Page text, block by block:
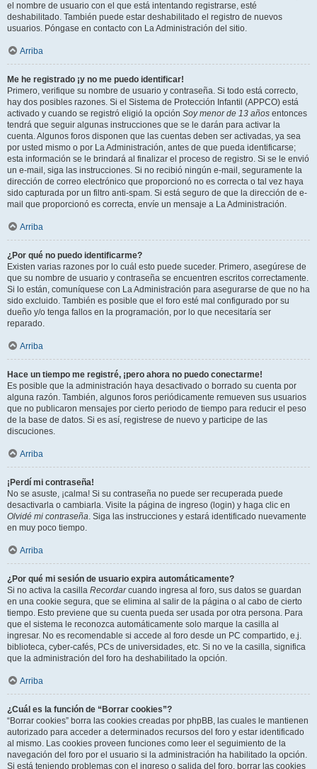
el nombre de usuario con el que está intentando registrarse, esté
deshabilitado. También puede estar deshabilitado el registro de nuevos
usuarios. Póngase en contacto con La Administración del sitio.
Arriba
Me he registrado ¡y no me puedo identificar!
Primero, verifique su nombre de usuario y contraseña. Si todo está correcto,
hay dos posibles razones. Si el Sistema de Protección Infantil (APPCO) está
activado y cuando se registró eligió la opción Soy menor de 13 años entonces
tendrá que seguir algunas instrucciones que se le darán para activar la
cuenta. Algunos foros disponen que las cuentas deben ser activadas, ya sea
por usted mismo o por La Administración, antes de que pueda identificarse;
esta información se le brindará al finalizar el proceso de registro. Si se le envió
un e-mail, siga las instrucciones. Si no recibió ningún e-mail, seguramente la
dirección de correo electrónico que proporcionó no es correcta o tal vez haya
sido capturada por un filtro anti-spam. Si está seguro de que la dirección de e-
mail que proporcionó es correcta, envíe un mensaje a La Administración.
Arriba
¿Por qué no puedo identificarme?
Existen varias razones por lo cuál esto puede suceder. Primero, asegúrese de
que su nombre de usuario y contraseña se encuentren escritos correctamente.
Si lo están, comuníquese con La Administración para asegurarse de que no ha
sido excluido. También es posible que el foro esté mal configurado por su
dueño y/o tenga fallos en la programación, por lo que necesitaría ser
reparado.
Arriba
Hace un tiempo me registré, ¡pero ahora no puedo conectarme!
Es posible que la administración haya desactivado o borrado su cuenta por
alguna razón. También, algunos foros periódicamente remueven sus usuarios
que no publicaron mensajes por cierto periodo de tiempo para reducir el peso
de la base de datos. Si es así, registrese de nuevo y participe de las
discuciones.
Arriba
¡Perdí mi contraseña!
No se asuste, ¡calma! Si su contraseña no puede ser recuperada puede
desactivarla o cambiarla. Visite la página de ingreso (login) y haga clic en
Olvidé mi contraseña. Siga las instrucciones y estará identificado nuevamente
en muy poco tiempo.
Arriba
¿Por qué mi sesión de usuario expira automáticamente?
Si no activa la casilla Recordarcuando ingresa al foro, sus datos se guardan
en una cookie segura, que se elimina al salir de la página o al cabo de cierto
tiempo. Esto previene que su cuenta pueda ser usada por otra persona. Para
que el sistema le reconozca automáticamente solo marque la casilla al
ingresar. No es recomendable si accede al foro desde un PC compartido, e.j.
biblioteca, cyber-cafés, PCs de universidades, etc. Si no ve la casilla, significa
que la administración del foro ha deshabilitado la opción.
Arriba
¿Cuál es la función de “Borrar cookies”?
“Borrar cookies” borra las cookies creadas por phpBB, las cuales le mantienen
autorizado para acceder a determinados recursos del foro y estar identificado
al mismo. Las cookies proveen funciones como leer el seguimiento de la
navegación del foro por el usuario si la administración ha habilitado la opción.
Si está teniendo problemas con el ingreso o salida del foro, borrar las cookies